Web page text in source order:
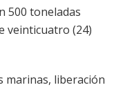
500 toneladas
veinticuatro (24)
marinas, liberación